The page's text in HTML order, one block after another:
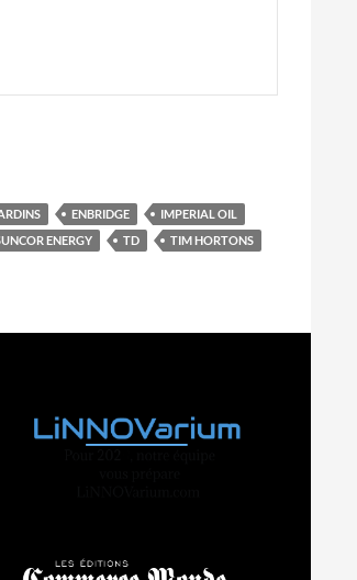
ENBRIDGE
IMPERIAL OIL
ENERGY TD
TIM HORTONS